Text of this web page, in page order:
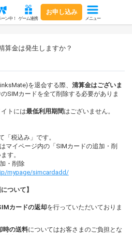
ン中！ ゲーム連携
お申し込み
メニュー
算金は発生しますか？
を退会する際、 清算金はございま
SIMカードを全て削除する必要がありま
トには最低利用期間 はございません。
「税込み」です。
マイページ内の「SIMカードの追加・削
す。
・削除
mypage/simcardadd/
ついて】
カードの返却 を行っていただいておりま
時の送料についてはお客さまのご負担とな